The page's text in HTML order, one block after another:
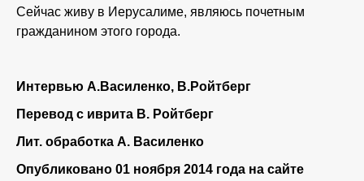
Сейчас живу в Иерусалиме, являюсь почетным
гражданином этого города.
Интервью А.Василенко, В.Ройтберг
Перевод с иврита В. Ройтберг
Лит. обработка А. Василенко
Опубликовано 01 ноября 2014 года на сайте